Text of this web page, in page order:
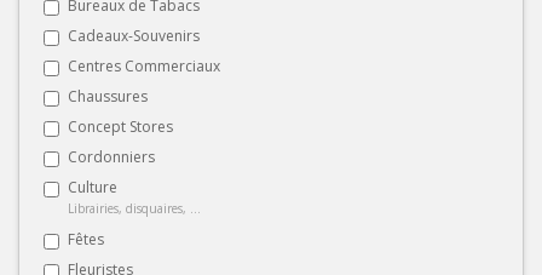
Bureaux de Tabacs
Cadeaux-Souvenirs
Centres Commerciaux
Chaussures
Concept Stores
Cordonniers
Culture
Librairies, disquaires, ...
Fêtes
Fleuristes